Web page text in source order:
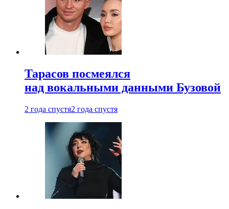
Тарасов посмеялся
над вокальными данными Бузовой
2 года спустя2 года спустя